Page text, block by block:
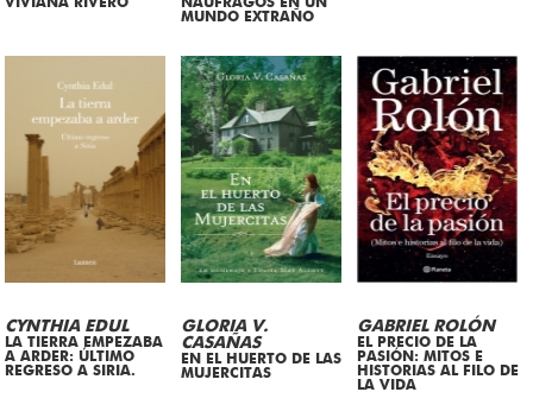
VIVIANA RIVERO
NÁUFRAGOS EN UN
MUNDO EXTRAÑO
CYNTHIA EDUL
LA TIERRA EMPEZABA
A ARDER: ÚLTIMO
REGRESO A SIRIA.
GLORIA V.
CASAÑAS
EN EL HUERTO DE LAS
MUJERCITAS
GABRIEL ROLÓN
EL PRECIO DE LA
PASIÓN: MITOS E
HISTORIAS AL FILO DE
LA VIDA